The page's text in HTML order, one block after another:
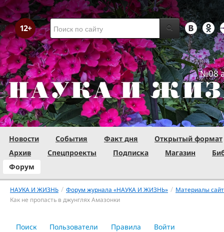
№08
Новости События Факт дня
Открытый формат
Архив
Спецпроекты Подписка Магазин
Форум
НАУКА И ЖИЗНЬ / Форум журнала «НАУКА И ЖИЗНЬ» / Материалы
Как не пропасть в джунглях Амазонки
Поиск Пользователи Правила Войти